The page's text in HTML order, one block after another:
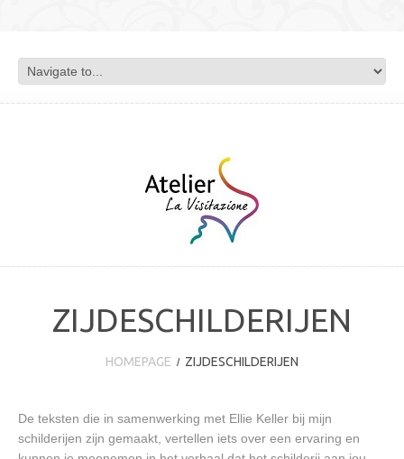
ZIJDESCHILDERIJEN
HOMEPAGE ZIJDESCHILDERIJEN
De teksten die in samenwerking met Ellie Keller bij mijn
schilderijen zijn gemaakt, vertellen iets over een ervaring en